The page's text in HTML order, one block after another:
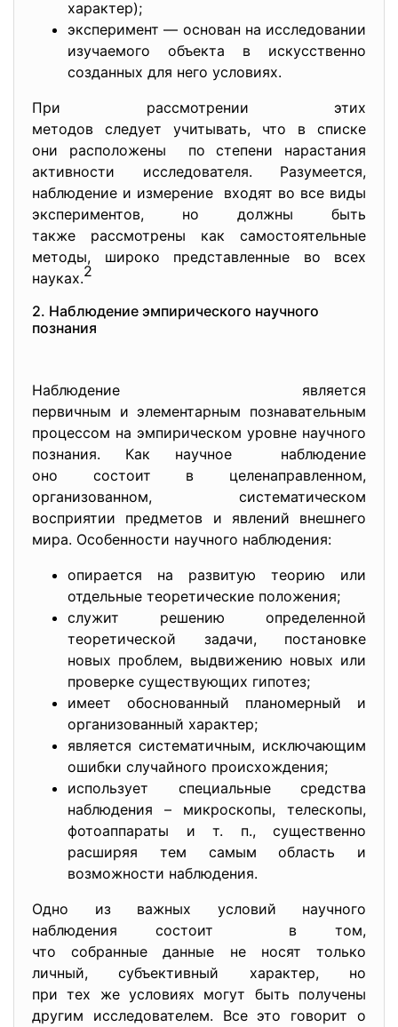
характер);
эксперимент — основан на исследовании
изучаемого объекта в искусственно
созданных для него условиях.
При рассмотрении этих
методов следует учитывать, что в списке
они расположены по степени нарастания
активности исследователя. Разумеется,
наблюдение и измерение входят во все виды
экспериментов, но должны быть
также рассмотрены как самостоятельные
методы, широко представленные во всех
науках.2
2. Наблюдение эмпирического научного
познания
Наблюдение является
первичным и элементарным познавательным
процессом на эмпирическом уровне научного
познания. Как научное наблюдение
оно состоит в целенаправленном,
организованном, систематическом
восприятии предметов и явлений внешнего
мира. Особенности научного наблюдения:
опирается на развитую теорию или
отдельные теоретические положения;
служит решению определенной
теоретической задачи, постановке
новых проблем, выдвижению новых или
проверке существующих гипотез;
имеет обоснованный планомерный и
организованный характер;
является систематичным, исключающим
ошибки случайного происхождения;
использует специальные средства
наблюдения – микроскопы, телескопы,
фотоаппараты и т. п., существенно
расширяя тем самым область и
возможности наблюдения.
Одно из важных условий научного
наблюдения состоит в том,
что собранные данные не носят только
личный, субъективный характер, но
при тех же условиях могут быть получены
другим исследователем. Все это говорит о